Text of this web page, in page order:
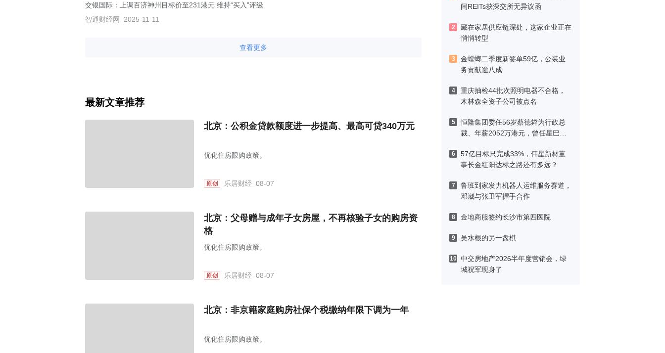
间REITs获深交所无异议函
2
藏在家居供应链深处，这家企业正在
悄悄转型
3
金螳螂二季度新签单59亿，公装业
务贡献逾八成
4
重庆抽检44批次照明电器不合格，
木林森全资子公司被点名
5
恒隆集团委任56岁蔡德粦为行政总
裁、年薪2052万港元，曾任星巴克
6
57亿目标只完成33%，伟星新材董
事长金红阳达标之路还有多远？
7
鲁班到家发力机器人运维服务赛道，
邓崴与张卫军握手合作
8 金地商服签约长沙市第四医院
9 吴水根的另一盘棋
10 中交房地产2026半年度营销会，绿
城祝军现身了
交银国际：上调百济神州目标价至231港元 维持“买入”评级
智通财经网
2025-11-11
查看更多
最新文章推荐
北京：公积金贷款额度进一步提高、最高可贷340万元
优化住房限购政策。
原创 乐居财经 08-07
北京：父母赠与成年子女房屋，不再核验子女的购房资
格
优化住房限购政策。
原创 乐居财经 08-07
北京：非京籍家庭购房社保个税缴纳年限下调为一年
优化住房限购政策。